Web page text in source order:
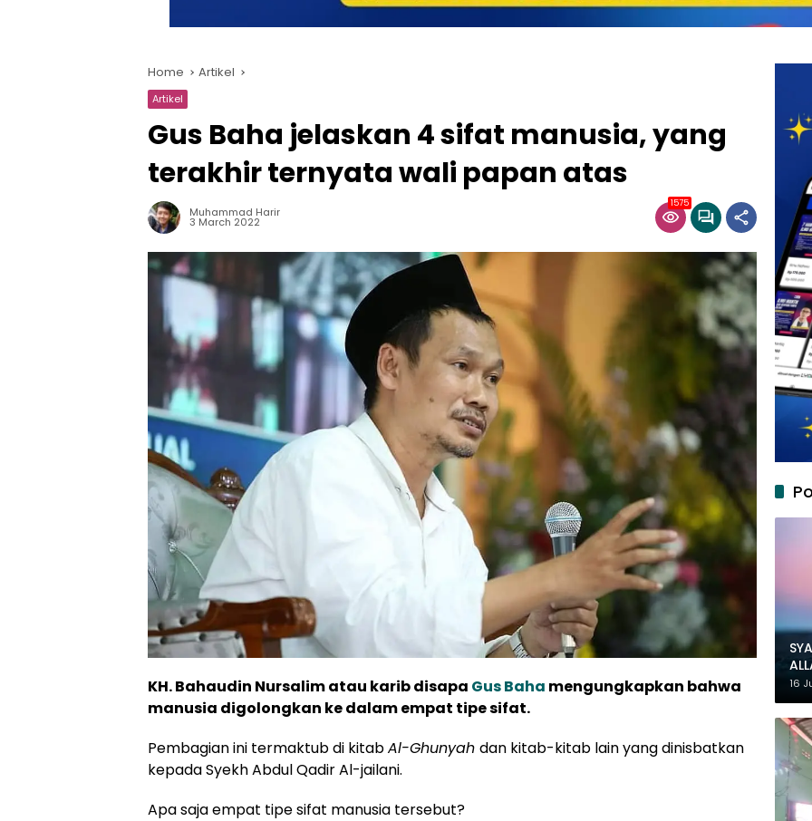
Home Artikel
Artikel
Gus Baha jelaskan 4 sifat manusia, yang
terakhir ternyata wali papan atas
Muhammad Harir
3 March 2022
1575
KH. Bahaudin Nursalim atau karib disapa Gus Baha mengungkapkan bahwa
manusia digolongkan ke dalam empat tipe sifat.
Pembagian ini termaktub di kitabAl-Ghunyah dan kitab-kitab lain yang dinisbatkan
kepada Syekh Abdul Qadir Al-jailani.
Apa saja empat tipe sifat manusia tersebut?
16